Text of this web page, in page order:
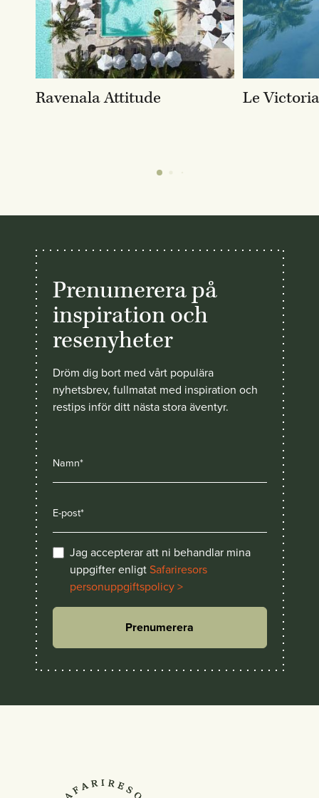
Ravenala Attitude Le Victoria
Prenumerera på
inspiration och
resenyheter
Dröm dig bort med vårt populära
nyhetsbrev, fullmatat med inspiration och
restips inför ditt nästa stora äventyr.
Jag accepterar att ni behandlar mina
uppgifter enligtSafariresors
personuppgiftspolicy >
Prenumerera